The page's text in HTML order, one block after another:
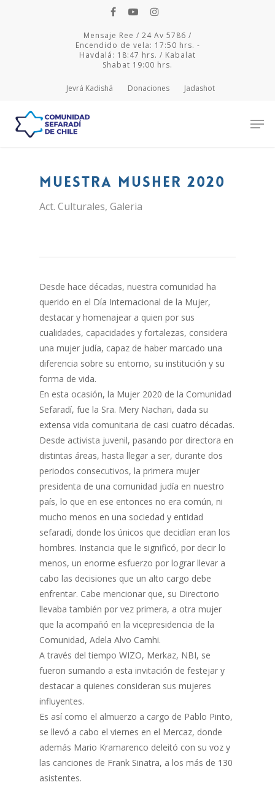
Mensaje Ree / 24 Av 5786 /
Encendido de vela: 17:50 hrs. -
Havdalá: 18:47 hrs. / Kabalat
Shabat 19:00 hrs.
Jevrá Kadishá Donaciones Jadashot
Hit enter to search or ESC to close
Muestra Musher 2020
Act. Culturales, Galeria
Desde hace décadas, nuestra comunidad ha
querido en el Día Internacional de la Mujer,
destacar y homenajear a quien por sus
cualidades, capacidades y fortalezas, considera
una mujer judía, capaz de haber marcado una
diferencia sobre su entorno, su institución y su
forma de vida.
En esta ocasión, la Mujer 2020 de la Comunidad
Sefaradí, fue la Sra. Mery Nachari, dada su
extensa vida comunitaria de casi cuatro décadas.
Desde activista juvenil, pasando por directora en
distintas áreas, hasta llegar a ser, durante dos
periodos consecutivos, la primera mujer
presidenta de una comunidad judía en nuestro
país, lo que en ese entonces no era común, ni
mucho menos en una sociedad y entidad
sefaradí, donde los únicos que decidían eran los
hombres. Instancia que le significó, por decir lo
menos, un enorme esfuerzo por lograr llevar a
cabo las decisiones que un alto cargo debe
enfrentar. Cabe mencionar que, su Directorio
llevaba también por vez primera, a otra mujer
que la acompañó en la vicepresidencia de la
Comunidad, Adela Alvo Camhi.
A través del tiempo WIZO, Merkaz, NBI, se
fueron sumando a esta invitación de festejar y
destacar a quienes consideran sus mujeres
influyentes.
Es así como el almuerzo a cargo de Pablo Pinto,
se llevó a cabo el viernes en el Mercaz, donde
además Mario Kramarenco deleitó con su voz y
las canciones de Frank Sinatra, a los más de 130
asistentes.